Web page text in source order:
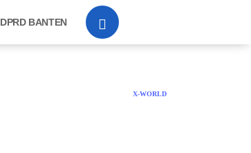
DPRD BANTEN
X-WORLD